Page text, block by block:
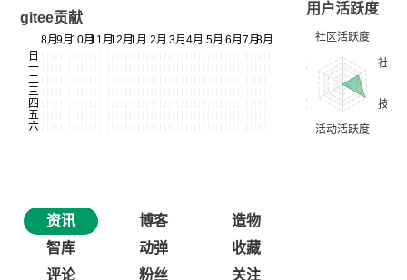
gitee贡献
用户活跃度
资讯 博客
造物
智库
动弹
收藏
评论
粉丝 关注